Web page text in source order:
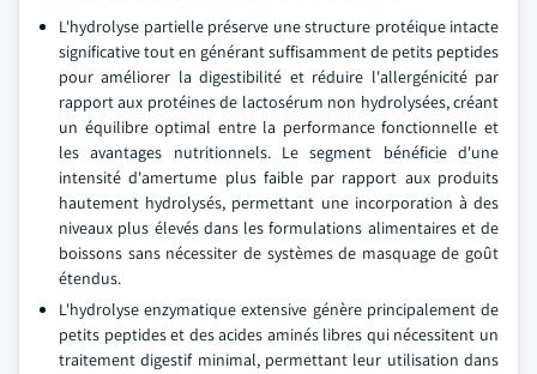
L'hydrolyse partielle préserve une structure protéique intacte
significative tout en générant suffisamment de petits peptides
pour améliorer la digestibilité et réduire l'allergénicité par
rapport aux protéines de lactosérum non hydrolysées, créant
un équilibre optimal entre la performance fonctionnelle et
les avantages nutritionnels. Le segment bénéficie d'une
intensité d'amertume plus faible par rapport aux produits
hautement hydrolysés, permettant une incorporation à des
niveaux plus élevés dans les formulations alimentaires et de
boissons sans nécessiter de systèmes de masquage de goût
étendus.
L'hydrolyse enzymatique extensive génère principalement de
petits peptides et des acides aminés libres qui nécessitent un
traitement digestif minimal, permettant leur utilisation dans